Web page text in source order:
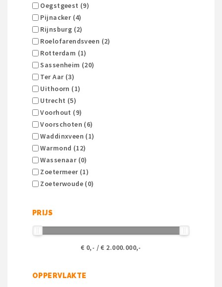
Oegstgeest (9)
Pijnacker (4)
Rijnsburg (2)
Roelofarendsveen (2)
Rotterdam (1)
Sassenheim (20)
Ter Aar (3)
Uithoorn (1)
Utrecht (5)
Voorhout (9)
Voorschoten (6)
Waddinxveen (1)
Warmond (12)
Wassenaar (0)
Zoetermeer (1)
Zoeterwoude (0)
PRIJS
€ 0,- / € 2.000.000,-
OPPERVLAKTE